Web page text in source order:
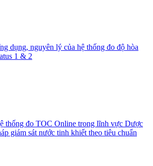
dụng, nguyên lý của hệ thống đo độ hòa
1 & 2
thống đo TOC Online trong lĩnh vực Dược
giám sát nước tinh khiết theo tiêu chuẩn